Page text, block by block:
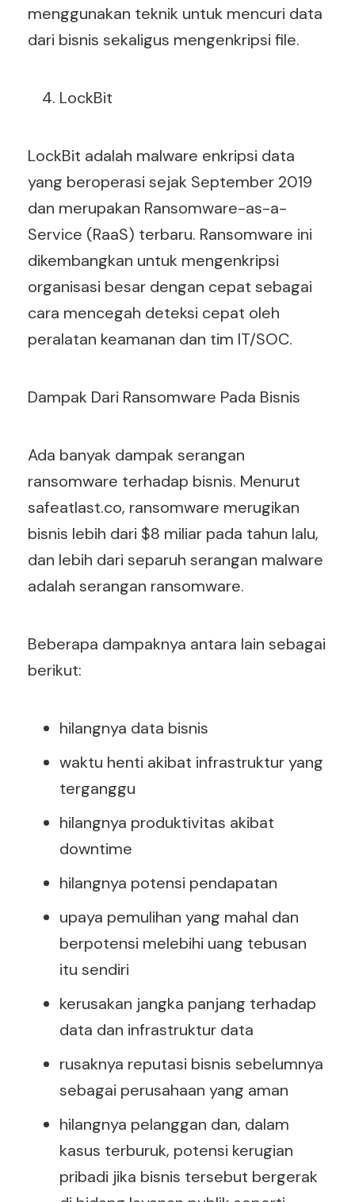
menggunakan teknik untuk mencuri data
dari bisnis sekaligus mengenkripsi file.
LockBit
LockBit adalah malware enkripsi data
yang beroperasi sejak September 2019
dan merupakan Ransomware-as-a-
Service (RaaS) terbaru. Ransomware ini
dikembangkan untuk mengenkripsi
organisasi besar dengan cepat sebagai
cara mencegah deteksi cepat oleh
peralatan keamanan dan tim IT/SOC.
Dampak Dari Ransomware Pada Bisnis
Ada banyak dampak serangan
ransomware terhadap bisnis. Menurut
safeatlast.co, ransomware merugikan
bisnis lebih dari $8 miliar pada tahun lalu,
dan lebih dari separuh serangan malware
adalah serangan ransomware.
Beberapa dampaknya antara lain sebagai
berikut:
hilangnya data bisnis
waktu henti akibat infrastruktur yang
terganggu
hilangnya produktivitas akibat
downtime
hilangnya potensi pendapatan
upaya pemulihan yang mahal dan
berpotensi melebihi uang tebusan
itu sendiri
kerusakan jangka panjang terhadap
data dan infrastruktur data
rusaknya reputasi bisnis sebelumnya
sebagai perusahaan yang aman
hilangnya pelanggan dan, dalam
kasus terburuk, potensi kerugian
pribadi jika bisnis tersebut bergerak